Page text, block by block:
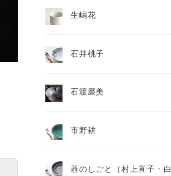
生嶋花
石井桃子
石渡磨美
市野耕
器のしごと（村上直子・白